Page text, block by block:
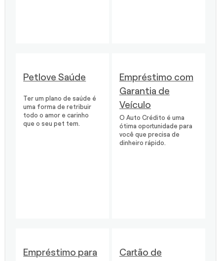
Petlove Saúde
Ter um plano de saúde é
uma forma de retribuir
todo o amor e carinho
que o seu pet tem.
Empréstimo com
Garantia de
Veículo
O Auto Crédito é uma
ótima oportunidade para
você que precisa de
dinheiro rápido.
Empréstimo para
Cartão de